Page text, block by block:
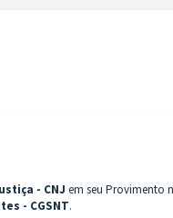
- CNJ em seu Provimento
- CGSNT.